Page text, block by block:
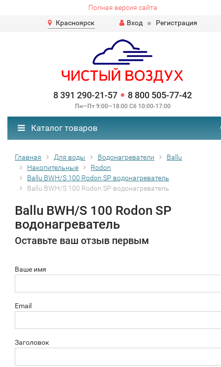
Полная версия сайта
Красноярск
Вход Регистрация
8 391 290-21-57 8 800 505-77-42
Пн—Пт 9:00—18:00 Сб 10:00-17:00
Каталог товаров
Главная Для воды Водонагреватели
Ballu
Накопительные
Rodon
Ballu BWH/S 100 Rodon SP водонагреватель
Ballu BWH/S 100 Rodon SP водонагреватель
Ballu BWH/S 100 Rodon SP
водонагреватель
Оставьте ваш отзыв первым
Ваше имя
Email
Заголовок